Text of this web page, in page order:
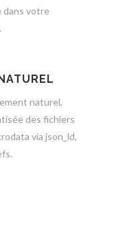
dans votre
naturel,
des fichiers
via json_ld,